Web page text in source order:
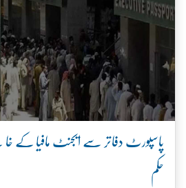
پاسپورٹ دفاتر سے ایجنٹ مافیا کے
حکم